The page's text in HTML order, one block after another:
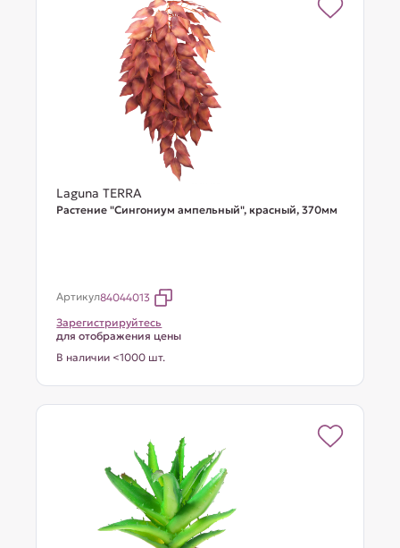
Laguna TERRA
Растение "Сингониум ампельный", красный, 370мм
Артикул84044013
Зарегистрируйтесь
для отображения цены
В наличии <1000 шт.